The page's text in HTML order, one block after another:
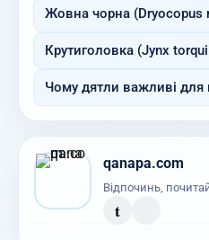
Жовна чорна (Dryocopus
Крутиголовка (Jynx
Чому дятли важливі для
qanapa.com
Відпочинь,
t